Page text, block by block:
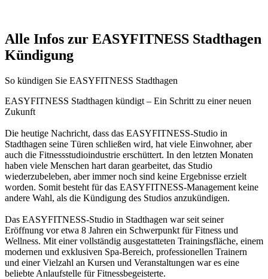
Alle Infos zur EASYFITNESS Stadthagen
Kündigung
So kündigen Sie EASYFITNESS Stadthagen
EASYFITNESS Stadthagen kündigt – Ein Schritt zu einer neuen
Zukunft
Die heutige Nachricht, dass das EASYFITNESS-Studio in
Stadthagen seine Türen schließen wird, hat viele Einwohner, aber
auch die Fitnessstudioindustrie erschüttert. In den letzten Monaten
haben viele Menschen hart daran gearbeitet, das Studio
wiederzubeleben, aber immer noch sind keine Ergebnisse erzielt
worden. Somit besteht für das EASYFITNESS-Management keine
andere Wahl, als die Kündigung des Studios anzukündigen.
Das EASYFITNESS-Studio in Stadthagen war seit seiner
Eröffnung vor etwa 8 Jahren ein Schwerpunkt für Fitness und
Wellness. Mit einer vollständig ausgestatteten Trainingsfläche, einem
modernen und exklusiven Spa-Bereich, professionellen Trainern
und einer Vielzahl an Kursen und Veranstaltungen war es eine
beliebte Anlaufstelle für Fitnessbegeisterte.